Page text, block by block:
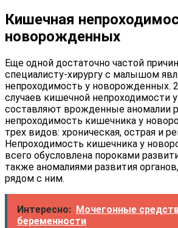
Кишечная
новорожденных
Еще одной достаточно частой
специалисту-хирургу с малышом
непроходимость у новорожденных.
случаев кишечной непроходимости
составляют врожденные аномалии
непроходимость кишечника у
трех видов: хроническая, острая и
Непроходимость кишечника у
всего обусловлена пороками
также аномалиями развития
рядом с ним.
Интересно: Мочегонные
беременности